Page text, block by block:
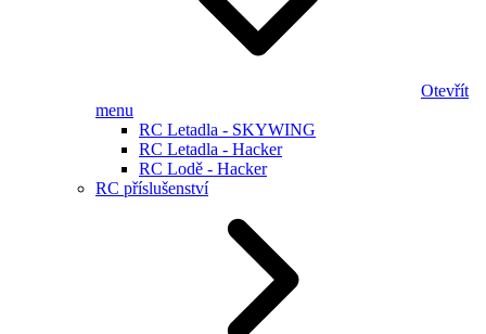
Otevřít
menu
RC Letadla - SKYWING
RC Letadla - Hacker
RC Lodě - Hacker
RC příslušenství